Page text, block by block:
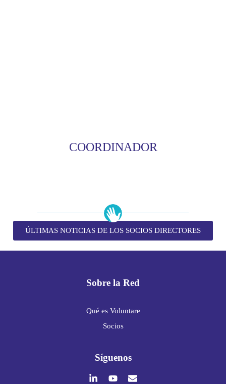
COORDINADOR
ÚLTIMAS NOTICIAS DE LOS SOCIOS DIRECTORES
Sobre la Red
Qué es Voluntare
Socios
Síguenos